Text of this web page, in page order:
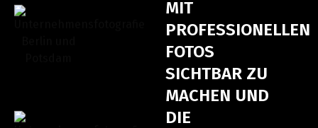
MIT
PROFESSIONELLEN
FOTOS
SICHTBAR ZU
MACHEN UND
DIE